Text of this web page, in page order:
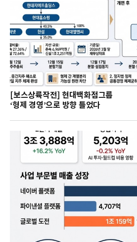
[보스상륙작전] 현대백화점그룹
‘형제 경영’으로 방향 틀었다